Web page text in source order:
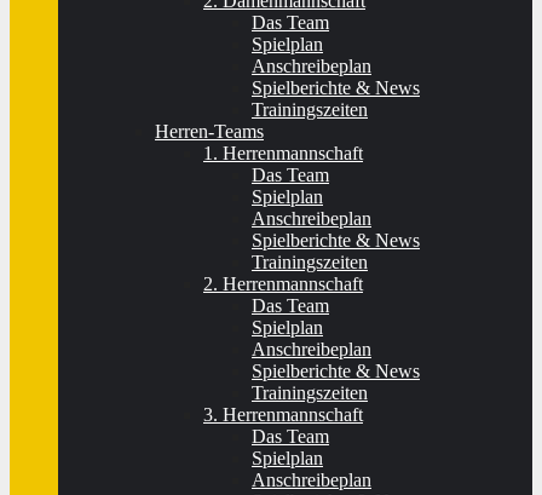
Das Team
Spielplan
Anschreibeplan
Spielberichte & News
Trainingszeiten
Herren-Teams
1. Herrenmannschaft
Das Team
Spielplan
Anschreibeplan
Spielberichte & News
Trainingszeiten
2. Herrenmannschaft
Das Team
Spielplan
Anschreibeplan
Spielberichte & News
Trainingszeiten
3. Herrenmannschaft
Das Team
Spielplan
Anschreibeplan